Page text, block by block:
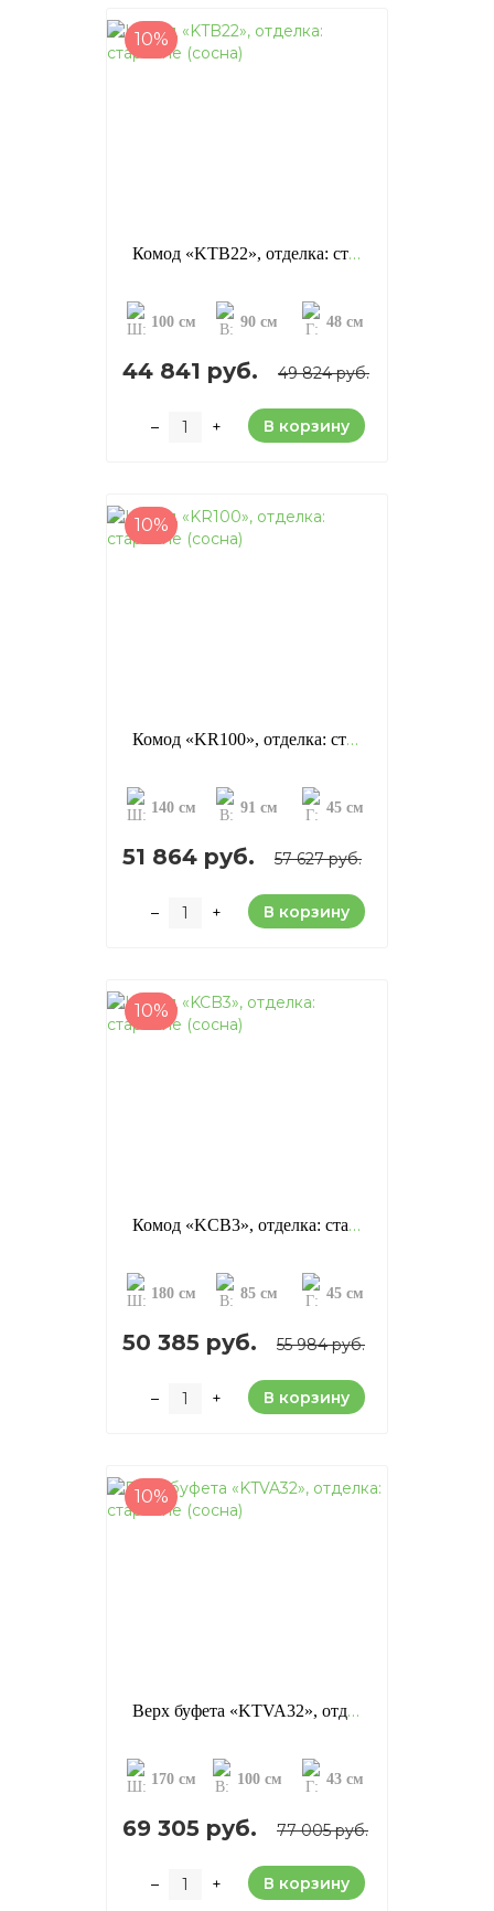
10%
Комод «KTB22», отделка: старение (сосна)
100 см 90 см 48 см
44 841 руб. 49 824 руб.
– + В корзину
10%
Комод «KR100», отделка: старение (сосна)
140 см 91 см 45 см
51 864 руб. 57 627 руб.
– + В корзину
10%
Комод «KCB3», отделка: старение (сосна)
180 см 85 см 45 см
50 385 руб. 55 984 руб.
– + В корзину
10%
Верх буфета «KTVA32», отделка: старение (сосна)
170 см 100 см 43 см
69 305 руб. 77 005 руб.
– + В корзину